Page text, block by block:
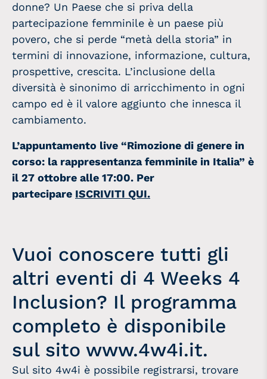
donne? Un Paese che si priva della
partecipazione femminile è un paese più
povero, che si perde “metà della storia” in
termini di innovazione, informazione, cultura,
prospettive, crescita. L’inclusione della
diversità è sinonimo di arricchimento in ogni
campo ed è il valore aggiunto che innesca il
cambiamento.
L’appuntamento live “Rimozione di genere in
corso: la rappresentanza femminile in Italia” è
il 27 ottobre alle 17:00. Per
partecipare ISCRIVITI QUI.
Vuoi conoscere tutti gli
altri eventi di 4 Weeks 4
Inclusion? Il programma
completo è disponibile
sul sito www.4w4i.it.
Sul sito 4w4i è possibile registrarsi, trovare